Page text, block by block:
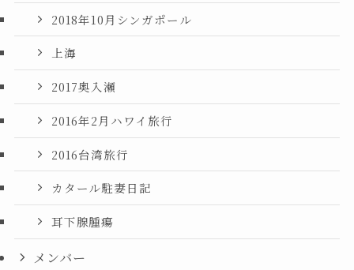
2018年10月シンガポール
上海
2017奥入瀬
2016年2月ハワイ旅行
2016台湾旅行
カタール駐妻日記
耳下腺腫瘍
メンバー